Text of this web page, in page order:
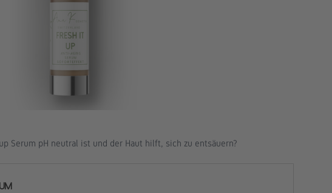
Serum pH neutral ist und der Haut hilft, sich zu entsäuern?